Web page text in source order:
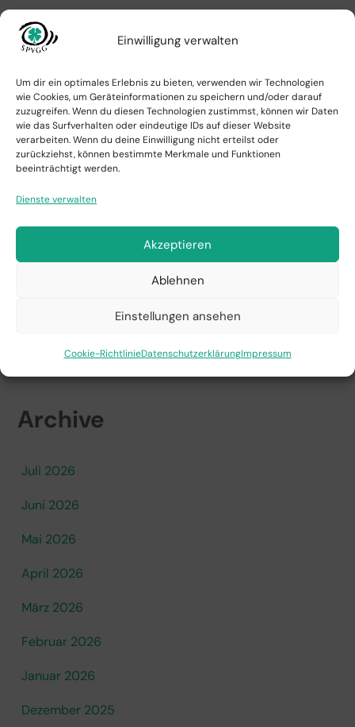
Einwilligung verwalten
Um dir ein optimales Erlebnis zu bieten, verwenden wir Technologien
wie Cookies, um Geräteinformationen zu speichern und/oder darauf
zuzugreifen. Wenn du diesen Technologien zustimmst, können wir Daten
wie das Surfverhalten oder eindeutige IDs auf dieser Website
verarbeiten. Wenn du deine Einwilligung nicht erteilst oder
zurückziehst, können bestimmte Merkmale und Funktionen
beeinträchtigt werden.
Dienste verwalten
Akzeptieren
Ablehnen
Einstellungen ansehen
Cookie-RichtlinieDatenschutzerklärungImpressum
Suchen
Suchen
Neueste Beiträge
Mitteilungsblatt vom 29.07.2026
Aufstieg Schiedsrichter Max Augustin
Mitteilungsblatt vom 17.06.2026
Mitteilungsblatt vom 28.05.2026
Mitteilungsblatt vom 20.05.2026
Archive
Juli 2026
Juni 2026
Mai 2026
April 2026
März 2026
Februar 2026
Januar 2026
Dezember 2025